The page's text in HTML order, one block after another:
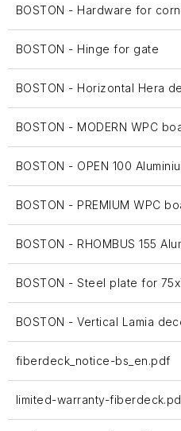
BOSTON - Hardware for
BOSTON - Hinge for gate
BOSTON - Horizontal Hera
BOSTON - MODERN WPC
BOSTON - OPEN 100
BOSTON - PREMIUM WPC
BOSTON - RHOMBUS 155
BOSTON - Steel plate for
BOSTON - Vertical Lamia
fiberdeck_notice-bs_en.pdf
limited-warranty-